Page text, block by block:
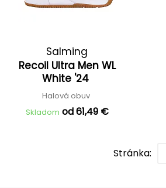
Salming
Recoil Ultra Men WL
White '24
Halová obuv
Skladom od 61,49 €
Stránka: